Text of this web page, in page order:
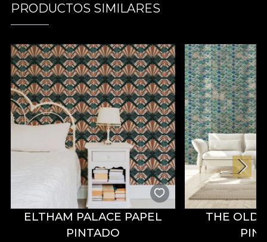
PRODUCTOS SIMILARES
ELTHAM PALACE PAPEL
PINTADO
THE OLD